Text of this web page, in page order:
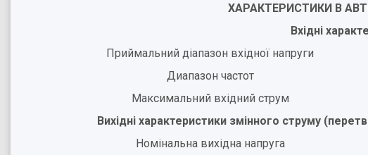
ХАРАКТЕРИСТИКИ В
Вхідні
Приймальний діапазон вхідної напруги
Диапазон частот
Максимальний вхідний струм
Вихідні характеристики змінного струму
Номінальна вихідна напруга